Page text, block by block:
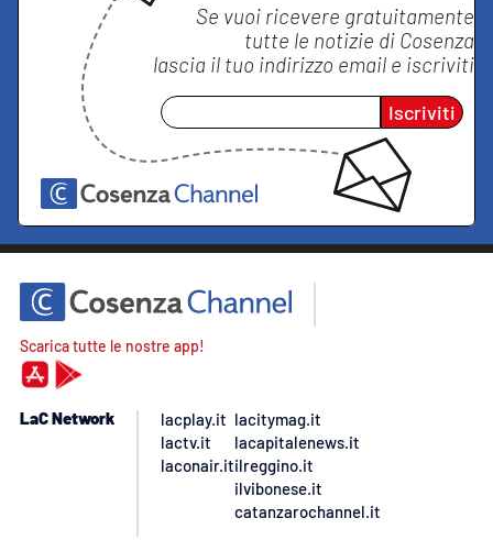
Se vuoi ricevere gratuitamente
tutte le notizie di Cosenza
lascia il tuo indirizzo email e iscriviti
Iscriviti
Scarica tutte le nostre app!
LaC Network
lacplay.it
lactv.it
laconair.it
lacitymag.it
lacapitalenews.it
ilreggino.it
ilvibonese.it
catanzarochannel.it